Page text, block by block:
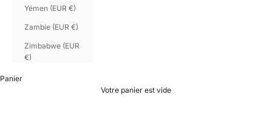
Yémen (EUR €)
Zambie (EUR €)
Zimbabwe (EUR
€)
Panier
Votre panier est vide